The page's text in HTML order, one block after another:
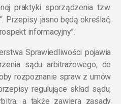
praktyki sporządzenia tzw.
Przepisy jasno będą określać,
informacyjny”.
Sprawiedliwości pojawia
sądu arbitrażowego, do
rozpoznanie spraw z umów
regulujące skład sądu,
a także zawiera zasady